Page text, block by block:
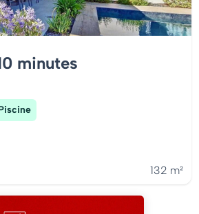
minutes
132 m²